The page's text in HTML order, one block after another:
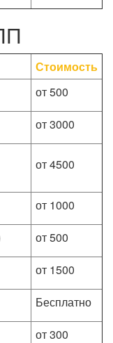
Стоимость
от 500
от 3000
от 4500
от 1000
от 500
от 1500
Бесплатно
от 300